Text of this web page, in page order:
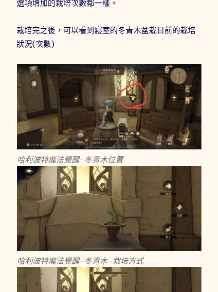
選項增加的栽培次數都一樣。
栽培完之後，可以看到寢室的冬青木盆栽目前的栽培
狀況(次數)
哈利波特魔法覺醒-冬青木位置
哈利波特魔法覺醒-冬青木-栽培方式